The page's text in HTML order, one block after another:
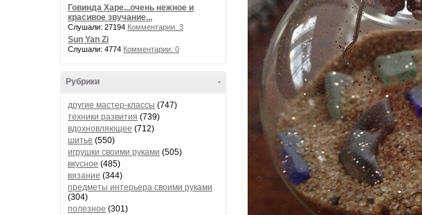
Говинда Харе...очень нежное и
красивое звучание...
Слушали: 27194 Комментарии: 3
Sun Yan Zi
Слушали: 4774 Комментарии: 0
-
Рубрики
другие мастер-классы (747)
техники развития (739)
вдохновляющее (712)
шитье (550)
игрушки своими руками (505)
вкусное (485)
вязание (344)
предметы интерьера своими руками
(304)
полезное (301)